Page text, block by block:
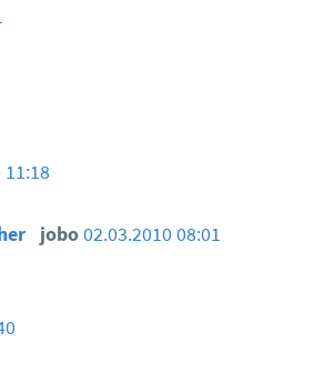
11:18
jobo02.03.2010 08:01